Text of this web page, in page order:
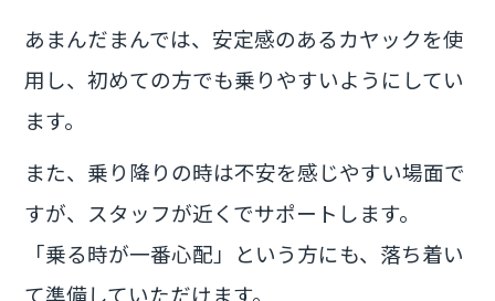
あまんだまんでは、安定感のあるカヤックを使
用し、初めての方でも乗りやすいようにしてい
ます。
また、乗り降りの時は不安を感じやすい場面で
すが、スタッフが近くでサポートします。
「乗る時が一番心配」という方にも、落ち着い
て準備していただけます。